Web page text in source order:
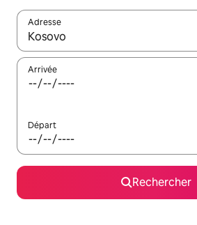
Adresse
Lorsque les résultats s'affichent,
Arrivée
Départ
Rechercher